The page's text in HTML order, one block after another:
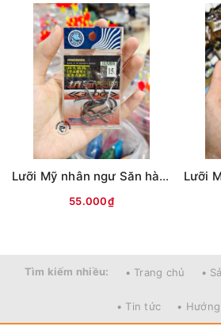
Lưỡi Mỹ nhân ngư Săn hàng (ĐEN)
55.000₫
Tìm kiếm nhiều: • Trang chủ •
• Tin tức •